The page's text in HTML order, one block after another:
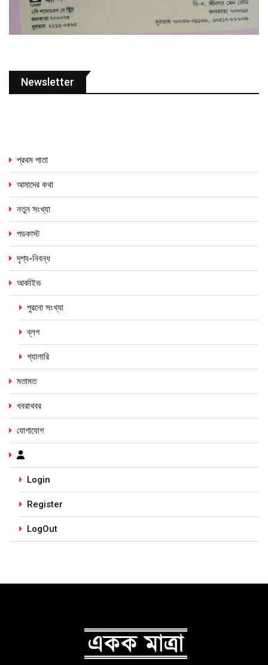
Newsletter
প্রথম পাতা
আমাদের কথা
নতুন সংখ্যা
পডকাস্ট
দৃশ্য-নিবন্ধ
আর্কাইভ
পুরনো সংখ্যা
ব্লগ
গ্যালারি
মতামত
খবরাখবর
যোগাযোগ
Login
Register
LogOut